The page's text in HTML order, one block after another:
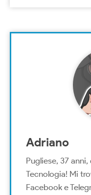
Adriano
Pugliese, 37
Tecnologia! Mi
Facebook e